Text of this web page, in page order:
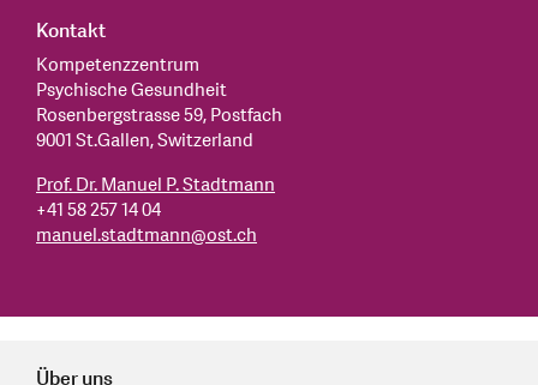
Kontakt
Kompetenzzentrum
Psychische Gesundheit
Rosenbergstrasse 59, Postfach
9001 St.Gallen, Switzerland
Prof. Dr. Manuel P. Stadtmann
+41 58 257 14 04
manuel.stadtmann@ost.ch
Über uns